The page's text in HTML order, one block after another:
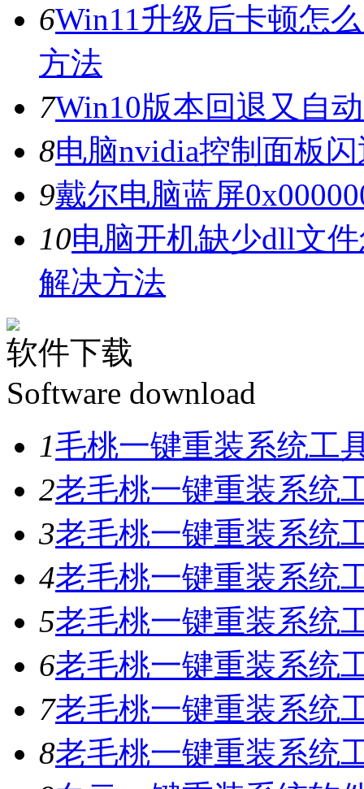
6Win11升级后卡顿怎
方法
7Win10版本回退又自
8电脑nvidia控制面板
9戴尔电脑蓝屏
10电脑开机缺少dll文
解决方法
软件下载
Software download
1毛桃一键重装系统工
2老毛桃一键重装系统
3老毛桃一键重装系统
4老毛桃一键重装系统
5老毛桃一键重装系统
6老毛桃一键重装系统
7老毛桃一键重装系统
8老毛桃一键重装系统